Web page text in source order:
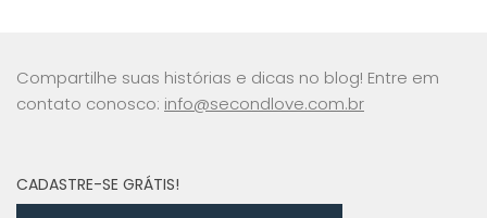
Compartilhe suas histórias e dicas no blog! Entre em
contato conosco: info@secondlove.com.br
CADASTRE-SE GRÁTIS!